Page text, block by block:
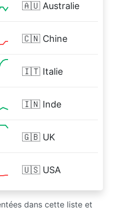
🇦🇺 Australie
🇨🇳 Chine
🇮🇹 Italie
🇮🇳 Inde
🇬🇧 UK
🇺🇸 USA
dans cette liste et